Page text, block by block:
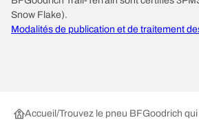
Snow Flake).
Modalités de publication et de traitement
Accueil Trouvez le pneu BFGoodrich